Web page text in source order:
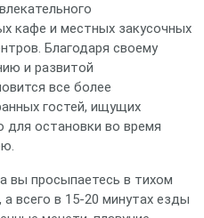
кафе и местных закусочных
Благодаря своему
и развитой
все более
гостей, ищущих
остановки во время
вы просыпаетесь в тихом
всего в 15-20 минутах езды